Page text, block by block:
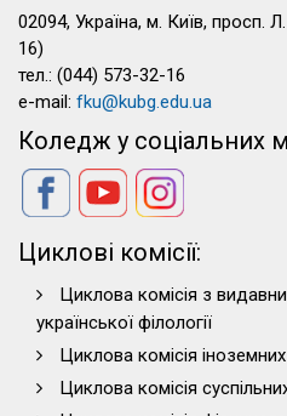
02094, Україна, м. Київ, просп.
16)
тел.: (044) 573-32-16
e-mail: fku@kubg.edu.ua
Коледж у соціальних
Циклові комісії:
Циклова комісія з
української філології
Циклова комісія
Циклова комісія